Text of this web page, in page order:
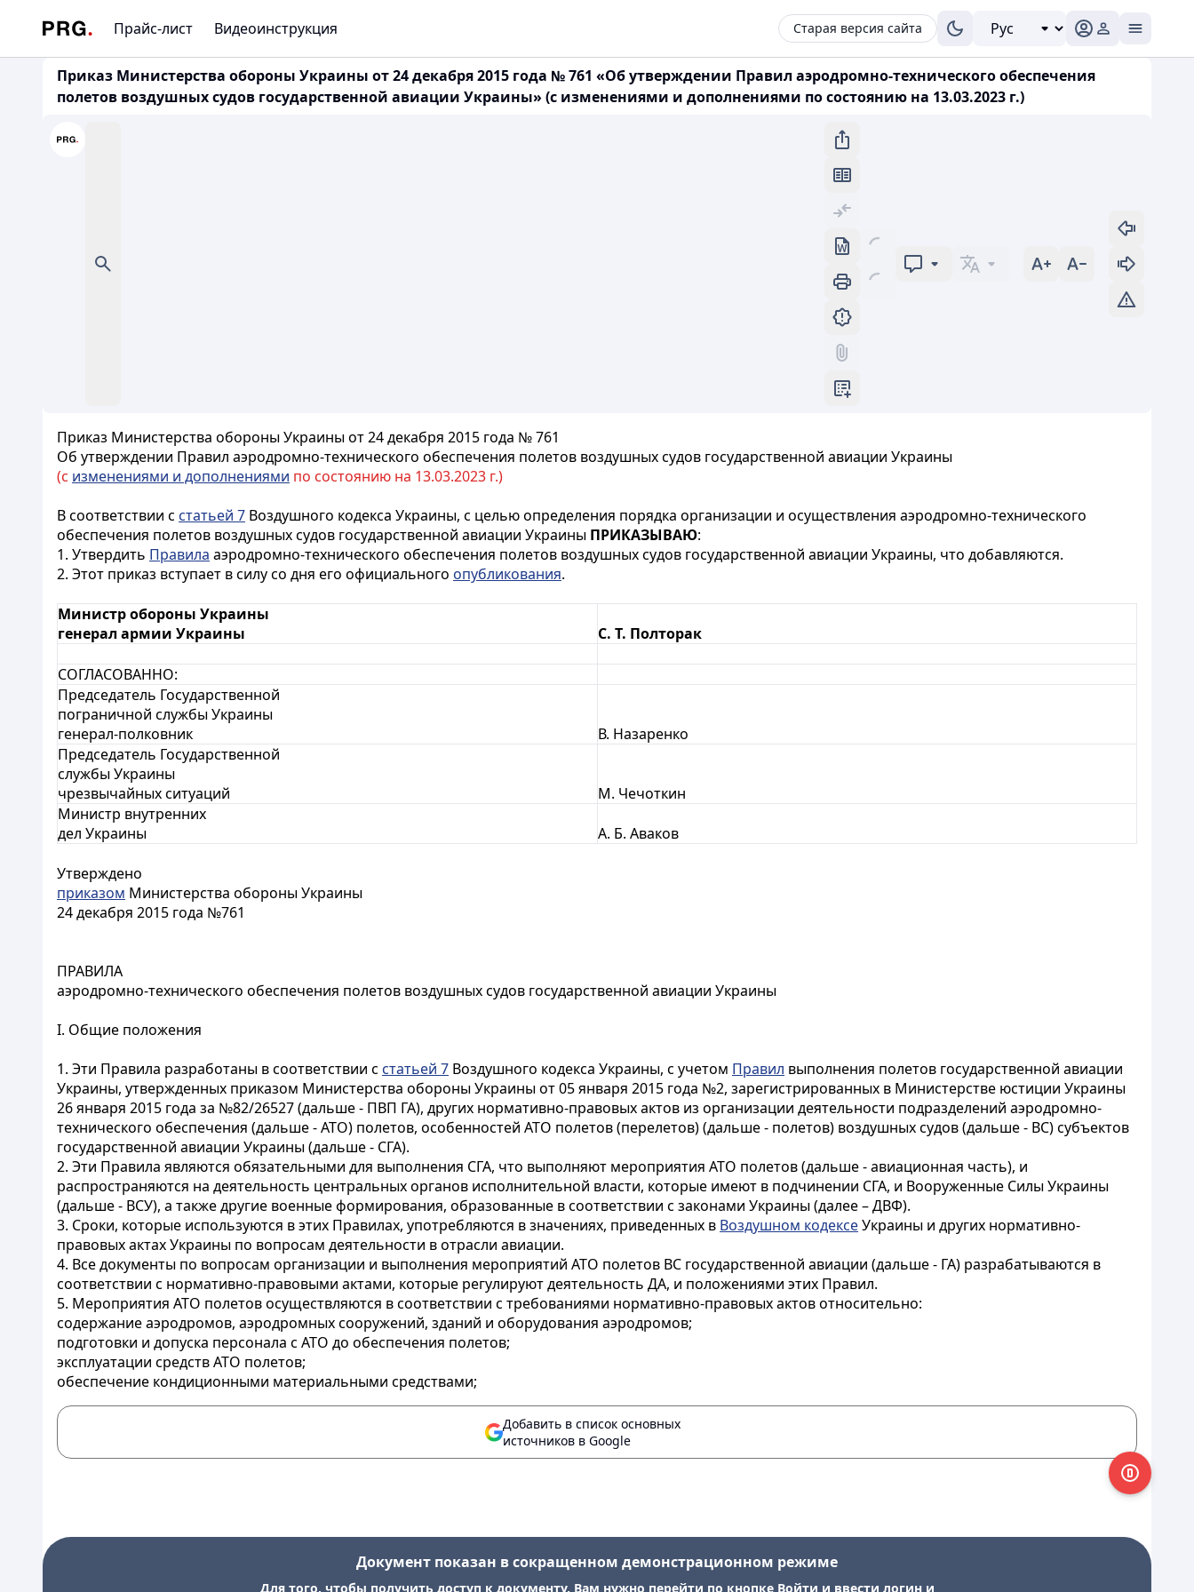
Прайс-лист Видеоинструкция Старая версия сайта
Приказ Министерства обороны Украины от 24 декабря 2015 года № 761 «Об утверждении Правил аэродромно-технического обеспечения
полетов воздушных судов государственной авиации Украины» (с изменениями и дополнениями по состоянию на 13.03.2023 г.)
Приказ Министерства обороны Украины от 24 декабря 2015 года № 761
Об утверждении Правил аэродромно-технического обеспечения полетов воздушных судов государственной авиации Украины
(с изменениями и дополнениями по состоянию на 13.03.2023 г.)
В соответствии с статьей 7 Воздушного кодекса Украины, с целью определения порядка организации и осуществления аэродромно-технического
обеспечения полетов воздушных судов государственной авиации Украины ПРИКАЗЫВАЮ:
1. Утвердить Правила аэродромно-технического обеспечения полетов воздушных судов государственной авиации Украины, что добавляются.
2. Этот приказ вступает в силу со дня его официального опубликования.
Министр обороны Украины
генерал армии Украины
С. Т. Полторак
СОГЛАСОВАННО:
Председатель Государственной
пограничной службы Украины
генерал-полковник
В. Назаренко
Председатель Государственной
службы Украины
чрезвычайных ситуаций
М. Чечоткин
Министр внутренних
дел Украины
А. Б. Аваков
Утверждено
приказом Министерства обороны Украины
24 декабря 2015 года №761
ПРАВИЛА
аэродромно-технического обеспечения полетов воздушных судов государственной авиации Украины
I. Общие положения
1. Эти Правила разработаны в соответствии с статьей 7 Воздушного кодекса Украины, с учетом Правил выполнения полетов государственной авиации
Украины, утвержденных приказом Министерства обороны Украины от 05 января 2015 года №2, зарегистрированных в Министерстве юстиции Украины
26 января 2015 года за №82/26527 (дальше - ПВП ГА), других нормативно-правовых актов из организации деятельности подразделений аэродромно-
технического обеспечения (дальше - АТО) полетов, особенностей АТО полетов (перелетов) (дальше - полетов) воздушных судов (дальше - ВС) субъектов
государственной авиации Украины (дальше - СГА).
2. Эти Правила являются обязательными для выполнения СГА, что выполняют мероприятия АТО полетов (дальше - авиационная часть), и
распространяются на деятельность центральных органов исполнительной власти, которые имеют в подчинении СГА, и Вооруженные Силы Украины
(дальше - ВСУ), а также другие военные формирования, образованные в соответствии с законами Украины (далее – ДВФ).
3. Сроки, которые используются в этих Правилах, употребляются в значениях, приведенных в Воздушном кодексеУкраины и других нормативно-
правовых актах Украины по вопросам деятельности в отрасли авиации.
4. Все документы по вопросам организации и выполнения мероприятий АТО полетов ВС государственной авиации (дальше - ГА) разрабатываются в
соответствии с нормативно-правовыми актами, которые регулируют деятельность ДА, и положениями этих Правил.
5. Мероприятия АТО полетов осуществляются в соответствии с требованиями нормативно-правовых актов относительно:
содержание аэродромов, аэродромных сооружений, зданий и оборудования аэродромов;
подготовки и допуска персонала с АТО до обеспечения полетов;
эксплуатации средств АТО полетов;
обеспечение кондиционными материальными средствами;
Добавить в список основных
источников в Google
Документ показан в сокращенном демонстрационном режиме
Для того, чтобы получить доступ к документу, Вам нужно перейти по кнопке Войти и ввести логин и